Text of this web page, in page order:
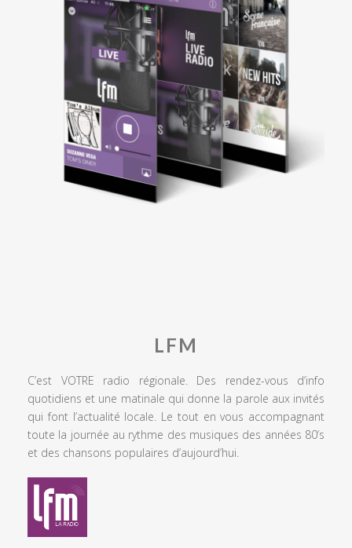
LFM
C’est VOTRE radio régionale. Des rendez-vous d’info
quotidiens et une matinale qui donne la parole aux invités
qui font l’actualité locale. Le tout en vous accompagnant
toute la journée au rythme des musiques des années 80’s
et des chansons populaires d’aujourd’hui.